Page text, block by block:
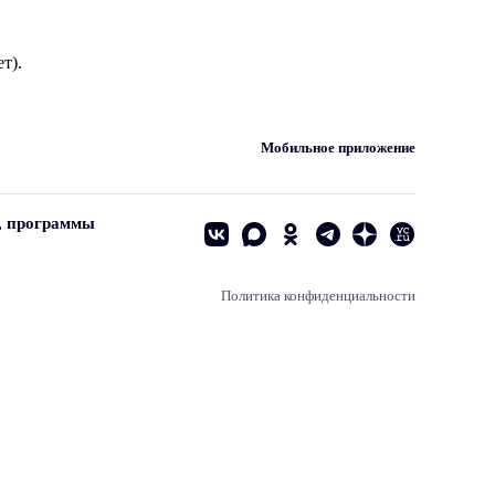
Мобильное приложение
программы
Политика конфиденциальности